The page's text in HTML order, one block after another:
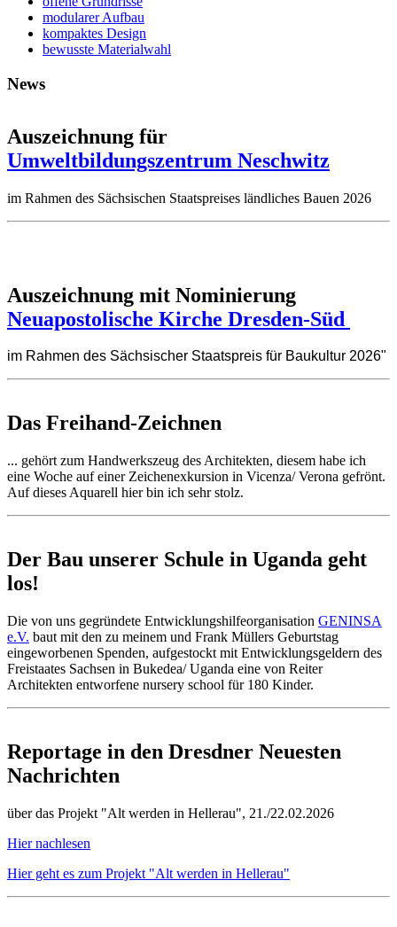
modularer Aufbau
kompaktes Design
bewusste Materialwahl
News
Auszeichnung für
Umweltbildungszentrum Neschwitz
im Rahmen des Sächsischen Staatspreises ländliches Bauen 2026
Auszeichnung mit Nominierung
Neuapostolische Kirche Dresden-Süd
im Rahmen des Sächsischer Staatspreis für Baukultur 2026"
Das Freihand-Zeichnen
... gehört zum Handwerkszeug des Architekten, diesem habe ich
eine Woche auf einer Zeichenexkursion in Vicenza/ Verona gefrönt.
Auf dieses Aquarell hier bin ich sehr stolz.
Der Bau unserer Schule in Uganda geht
los!
Die von uns gegründete Entwicklungshilfeorganisation GENINSA
e.V. baut mit den zu meinem und Frank Müllers Geburtstag
eingeworbenen Spenden, aufgestockt mit Entwicklungsgeldern des
Freistaates Sachsen in Bukedea/ Uganda eine von Reiter
Architekten entworfene nursery school für 180 Kinder.
Reportage in den Dresdner Neuesten
Nachrichten
über das Projekt "Alt werden in Hellerau", 21./22.02.2026
Hier nachlesen
Hier geht es zum Projekt "Alt werden in Hellerau"